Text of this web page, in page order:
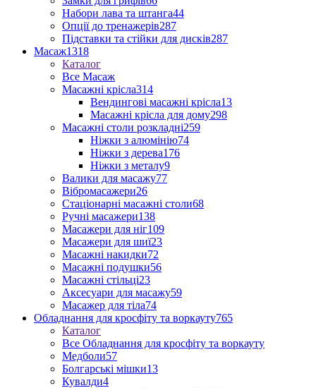
Набори лава та штанга44
Опції до тренажерів287
Підставки та стійки для дисків287
Масаж1318
Каталог
Все Масаж
Масажні крісла314
Вендингові масажні крісла13
Масажні крісла для дому298
Масажні столи розкладні259
Ніжки з алюмінію74
Ніжки з дерева176
Ніжки з металу9
Валики для масажу77
Вібромасажери26
Стаціонарні масажні столи68
Ручні масажери138
Масажери для ніг109
Масажери для шиї23
Масажні накидки72
Масажні подушки56
Масажні стільці23
Аксесуари для масажу59
Масажер для тіла74
Обладнання для кросфіту та воркауту765
Каталог
Все Обладнання для кросфіту та воркауту
Медболи57
Болгарські мішки13
Кувалди4